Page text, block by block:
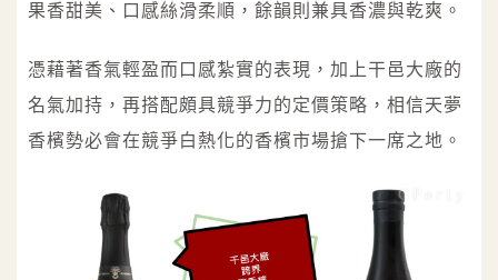
果香甜美、口感絲滑柔順，餘韻則兼具香濃與乾爽。
憑藉著香氣輕盈而口感紮實的表現，加上干邑大廠的
名氣加持，再搭配頗具競爭力的定價策略，相信天夢
香檳勢必會在競爭白熱化的香檳市場搶下一席之地。